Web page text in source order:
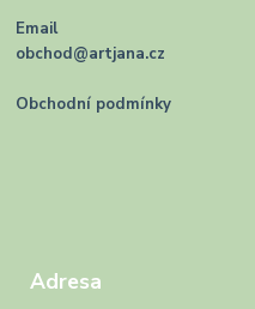
Email
obchod@artjana.cz
Obchodní podmínky
Adresa